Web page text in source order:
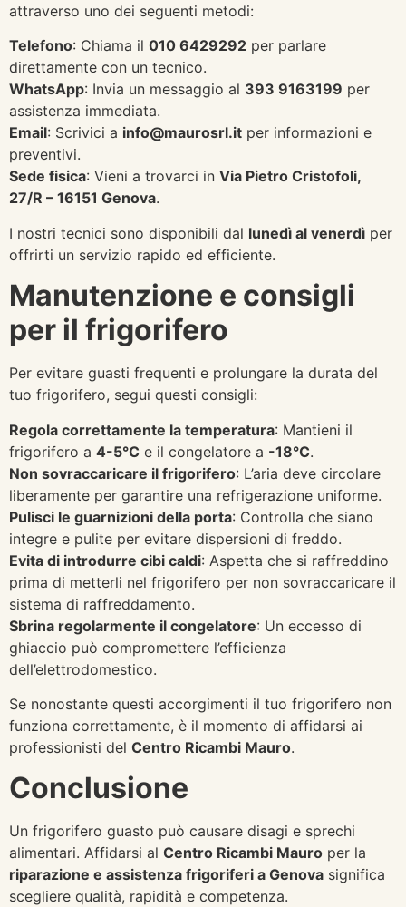
attraverso uno dei seguenti metodi:
Telefono: Chiama il 010 6429292 per parlare
direttamente con un tecnico.
WhatsApp: Invia un messaggio al 393 9163199 per
assistenza immediata.
Email: Scrivici a info@maurosrl.it per informazioni e
preventivi.
Sede fisica: Vieni a trovarci in Via Pietro Cristofoli,
27/R – 16151 Genova.
I nostri tecnici sono disponibili dal lunedì al venerdì per
offrirti un servizio rapido ed efficiente.
Manutenzione e consigli
per il frigorifero
Per evitare guasti frequenti e prolungare la durata del
tuo frigorifero, segui questi consigli:
Regola correttamente la temperatura: Mantieni il
frigorifero a 4-5°C e il congelatore a -18°C.
Non sovraccaricare il frigorifero: L’aria deve circolare
liberamente per garantire una refrigerazione uniforme.
Pulisci le guarnizioni della porta: Controlla che siano
integre e pulite per evitare dispersioni di freddo.
Evita di introdurre cibi caldi: Aspetta che si raffreddino
prima di metterli nel frigorifero per non sovraccaricare il
sistema di raffreddamento.
Sbrina regolarmente il congelatore: Un eccesso di
ghiaccio può compromettere l’efficienza
dell’elettrodomestico.
Se nonostante questi accorgimenti il tuo frigorifero non
funziona correttamente, è il momento di affidarsi ai
professionisti del Centro Ricambi Mauro.
Conclusione
Un frigorifero guasto può causare disagi e sprechi
alimentari. Affidarsi al Centro Ricambi Mauro per la
riparazione e assistenza frigoriferi a Genova significa
scegliere qualità, rapidità e competenza.